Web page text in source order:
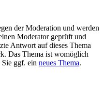
der Moderation und werden
Moderator geprüft und
Antwort auf dieses Thema
Das Thema ist womöglich
Sie ggf. ein neues Thema.